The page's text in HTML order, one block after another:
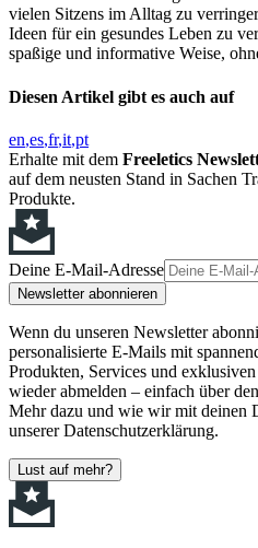
vielen Sitzens im Alltag zu
Ideen für ein gesundes Leben zu
spaßige und informative Weise,
Diesen Artikel gibt es auch auf
en es fr it pt
Erhalte mit dem Freeletics
auf dem neusten Stand in Sachen
Produkte.
Deine E-Mail-Adresse
Newsletter abonnieren
Wenn du unseren Newsletter
personalisierte E-Mails mit
Produkten, Services und
wieder abmelden – einfach über
Mehr dazu und wie wir mit deinen
unserer Datenschutzerklärung.
Lust auf mehr?